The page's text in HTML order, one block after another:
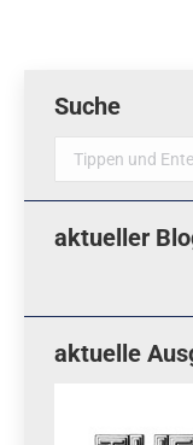
Suche
Suche
aktueller
aktuelle